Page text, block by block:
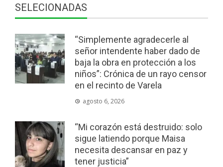
SELECIONADAS
“Simplemente agradecerle al
señor intendente haber dado de
baja la obra en protección a los
niños”: Crónica de un rayo censor
en el recinto de Varela
agosto 6, 2026
“Mi corazón está destruido: solo
sigue latiendo porque Maisa
necesita descansar en paz y
tener justicia”